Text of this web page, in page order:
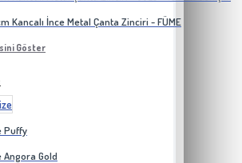
Kancalı İnce Metal Çanta Zinciri - FÜME
Göster
Puffy
Angora Gold